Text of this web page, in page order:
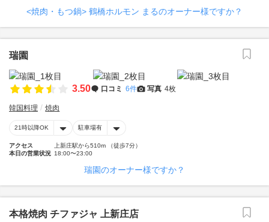
<焼肉・もつ鍋> 鶴橋ホルモン まるのオーナー様ですか？
瑞園
3.50 口コミ 6件 写真 4枚
韓国料理 焼肉
21時以降OK 駐車場有
アクセス
上新庄駅から510m （徒歩7分）
本日の営業状況 18:00〜23:00
瑞園のオーナー様ですか？
本格焼肉 チファジャ 上新庄店